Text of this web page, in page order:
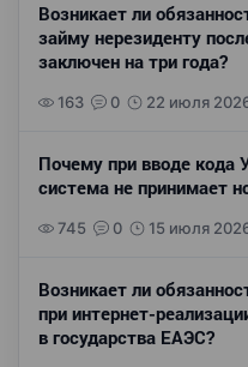
Возникает ли
займу нерезиденту
заключен на три года?
163 0 22 июля
Почему при вводе кода
система не принимает
745 0 15 июля
Возникает ли
при интернет-
в государства ЕАЭС?